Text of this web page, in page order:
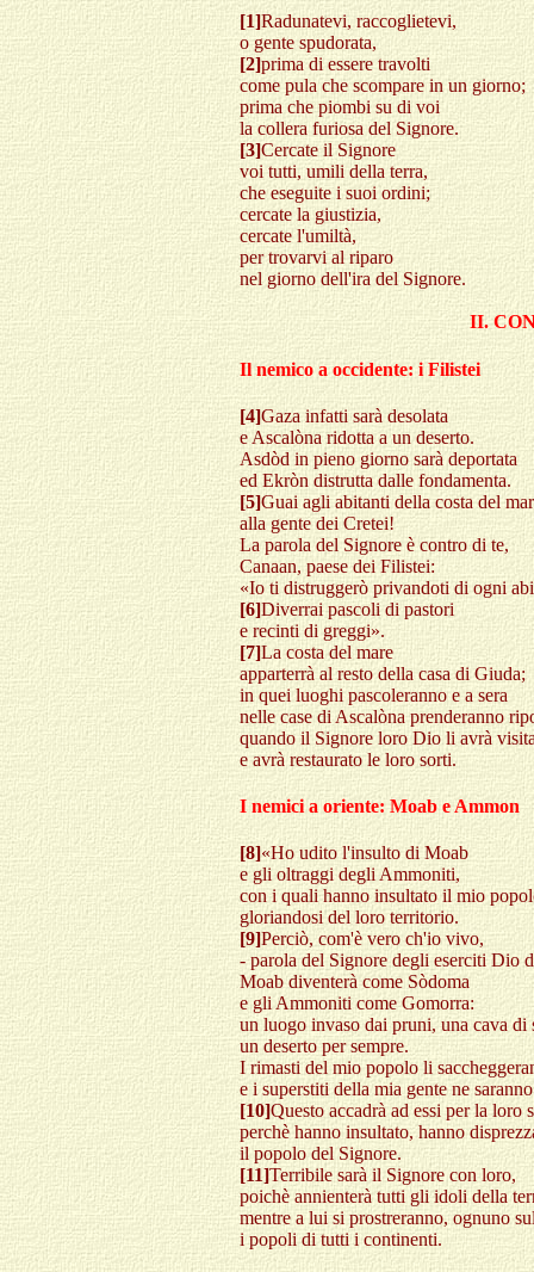
[1]Radunatevi, raccoglietevi,
o gente spudorata,
[2]prima di essere travolti
come pula che scompare in un giorno;
prima che piombi su di voi
la collera furiosa del Signore.
[3]Cercate il Signore
voi tutti, umili della terra,
che eseguite i suoi ordini;
cercate la giustizia,
cercate l'umiltà,
per trovarvi al riparo
nel giorno dell'ira del Signore.
II.
Il nemico a occidente: i Filistei
[4]Gaza infatti sarà desolata
e Ascalòna ridotta a un deserto.
Asdòd in pieno giorno sarà deportata
ed Ekròn distrutta dalle fondamenta.
[5]Guai agli abitanti della costa del
alla gente dei Cretei!
La parola del Signore è contro di te,
Canaan, paese dei Filistei:
«Io ti distruggerò privandoti di ogni
[6]Diverrai pascoli di pastori
e recinti di greggi».
[7]La costa del mare
apparterrà al resto della casa di Giuda;
in quei luoghi pascoleranno e a sera
nelle case di Ascalòna prenderanno
quando il Signore loro Dio li avrà
e avrà restaurato le loro sorti.
I nemici a oriente: Moab e Ammon
[8]«Ho udito l'insulto di Moab
e gli oltraggi degli Ammoniti,
con i quali hanno insultato il mio
gloriandosi del loro territorio.
[9]Perciò, com'è vero ch'io vivo,
- parola del Signore degli eserciti Dio
Moab diventerà come Sòdoma
e gli Ammoniti come Gomorra:
un luogo invaso dai pruni, una cava di
un deserto per sempre.
I rimasti del mio popolo li
e i superstiti della mia gente ne
[10]Questo accadrà ad essi per la loro
perchè hanno insultato, hanno
il popolo del Signore.
[11]Terribile sarà il Signore con loro,
poichè annienterà tutti gli idoli della
mentre a lui si prostreranno, ognuno
i popoli di tutti i continenti.